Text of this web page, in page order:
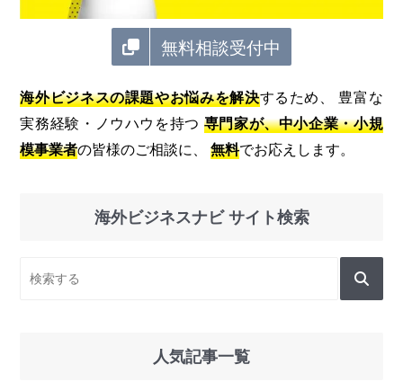
無料相談受付中
海外ビジネスの課題やお悩みを解決するため、 豊富な
実務経験・ノウハウを持つ 専門家が、中小企業・小規
模事業者の皆様のご相談に、無料でお応えします。
海外ビジネスナビ サイト検索
人気記事一覧